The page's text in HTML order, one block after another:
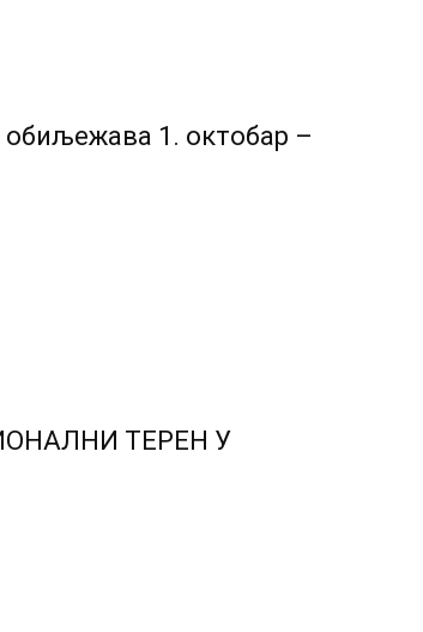
обиљежава 1. октобар –
ТЕРЕН У